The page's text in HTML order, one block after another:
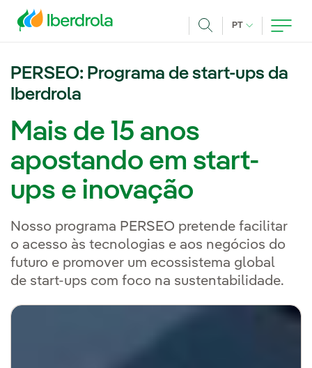
PT IDIOMA ATUAL,
PERSEO: Programa de start-ups da
Iberdrola
Mais de 15 anos
apostando em start-
ups e inovação
Nosso programa PERSEO pretende facilitar
o acesso às tecnologias e aos negócios do
futuro e promover um ecossistema global
de start-ups com foco na sustentabilidade.